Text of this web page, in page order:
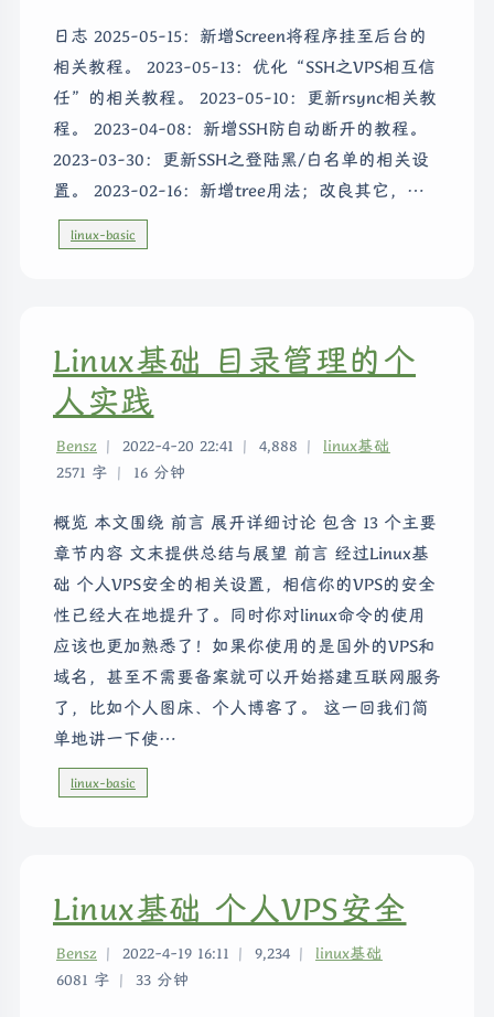
日志 2025-05-15：新增Screen将程序挂至后台的
相关教程。 2023-05-13：优化“SSH之VPS相互信
任”的相关教程。 2023-05-10：更新rsync相关教
程。 2023-04-08：新增SSH防自动断开的教程。
2023-03-30：更新SSH之登陆黑/白名单的相关设
置。 2023-02-16：新增tree用法；改良其它，…
linux-basic
Linux基础 目录管理的个
人实践
Bensz | 2022-4-20 22:41 | 4,888 |
linux基础
2571 字 | 16 分钟
概览 本文围绕 前言 展开详细讨论 包含 13 个主要
章节内容 文末提供总结与展望 前言 经过Linux基
础 个人VPS安全的相关设置，相信你的VPS的安全
性已经大在地提升了。同时你对linux命令的使用
应该也更加熟悉了！如果你使用的是国外的VPS和
域名，甚至不需要备案就可以开始搭建互联网服务
了，比如个人图床、个人博客了。 这一回我们简
单地讲一下使…
linux-basic
Linux基础 个人VPS安全
Bensz | 2022-4-19 16:11 | 9,234 |
linux基础
6081 字 | 33 分钟